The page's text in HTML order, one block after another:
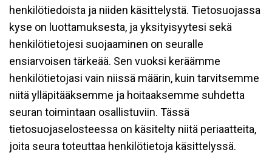
henkilötiedoista ja niiden käsittelystä. Tietosuojassa
kyse on luottamuksesta, ja yksityisyytesi sekä
henkilötietojesi suojaaminen on seuralle
ensiarvoisen tärkeää. Sen vuoksi keräämme
henkilötietojasi vain niissä määrin, kuin tarvitsemme
niitä ylläpitääksemme ja hoitaaksemme suhdetta
seuran toimintaan osallistuviin. Tässä
tietosuojaselosteessa on käsitelty niitä periaatteita,
joita seura toteuttaa henkilötietoja käsittelyssä.